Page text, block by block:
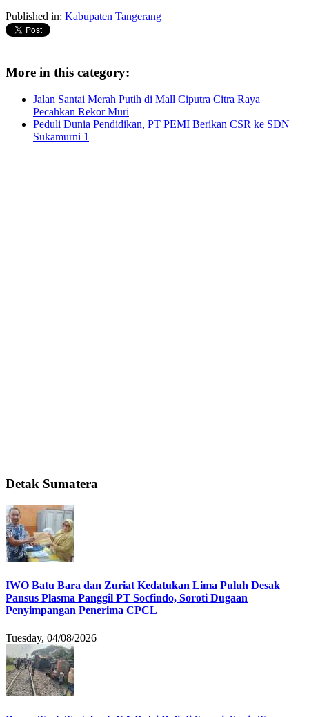
Published in: Kabupaten Tangerang
More in this category:
Jalan Santai Merah Putih di Mall Ciputra Citra Raya
Pecahkan Rekor Muri
Peduli Dunia Pendidikan, PT PEMI Berikan CSR ke SDN
Sukamurni 1
Detak Sumatera
IWO Batu Bara dan Zuriat Kedatukan Lima Puluh Desak
Pansus Plasma Panggil PT Socfindo, Soroti Dugaan
Penyimpangan Penerima CPCL
Tuesday, 04/08/2026